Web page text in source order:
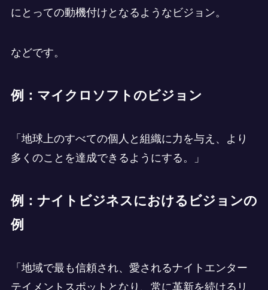
にとっての動機付けとなるようなビジョン。
などです。
例：マイクロソフトのビジョン
「地球上のすべての個人と組織に力を与え、より
多くのことを達成できるようにする。」
例：ナイトビジネスにおけるビジョンの
例
「地域で最も信頼され、愛されるナイトエンター
テイメントスポットとなり、常に革新を続けるリ